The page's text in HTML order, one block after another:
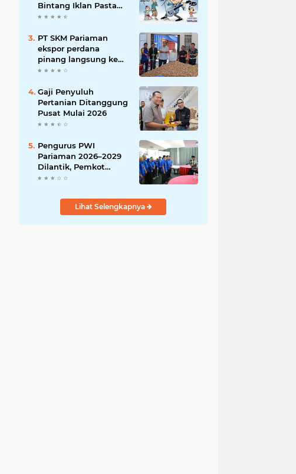
Bintang Iklan Pasta
Gigi
PT SKM Pariaman
ekspor perdana
pinang langsung ke
India
Gaji Penyuluh
Pertanian Ditanggung
Pusat Mulai 2026
Pengurus PWI
Pariaman 2026–2029
Dilantik, Pemkot
Tekankan Sinergi dan
Lihat Selengkapnya